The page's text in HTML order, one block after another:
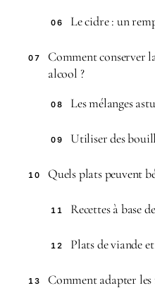
06 Le cidre : un
07
Comment conserver
alcool ?
08 Les mélanges
09 Utiliser des
10 Quels plats peuvent
11 Recettes à base
12 Plats de viande et
13 Comment adapter les